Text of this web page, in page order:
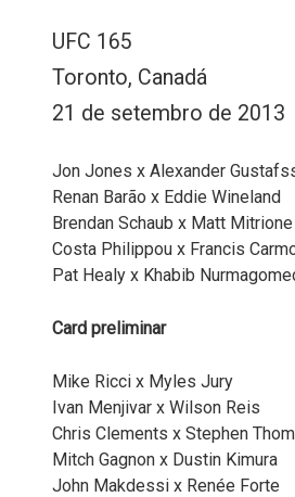
UFC 165
Toronto, Canadá
21 de setembro de 2013
Jon Jones x Alexander
Renan Barão x Eddie Wineland
Brendan Schaub x Matt Mitrione
Costa Philippou x Francis
Pat Healy x Khabib
Card preliminar
Mike Ricci x Myles Jury
Ivan Menjivar x Wilson Reis
Chris Clements x Stephen
Mitch Gagnon x Dustin Kimura
John Makdessi x Renée Forte